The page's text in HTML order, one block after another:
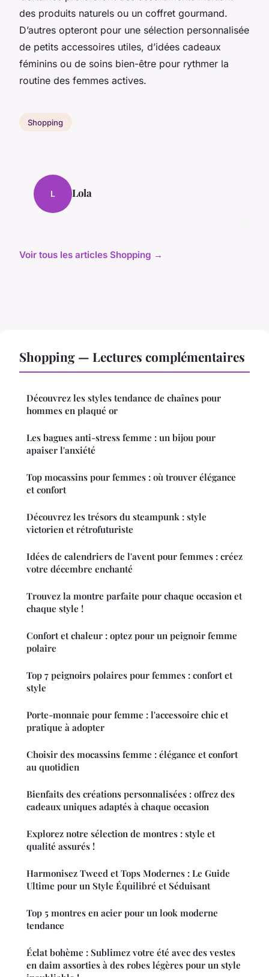
des produits naturels ou un coffret gourmand.
D’autres opteront pour une sélection personnalisée
de petits accessoires utiles, d’idées cadeaux
féminins ou de soins bien-être pour rythmer la
routine des femmes actives.
Shopping
L Lola
Voir tous les articles Shopping →
Shopping — Lectures complémentaires
Découvrez les styles tendance de chaînes pour
hommes en plaqué or
Les bagues anti-stress femme : un bijou pour
apaiser l'anxiété
Top mocassins pour femmes : où trouver élégance
et confort
Découvrez les trésors du steampunk : style
victorien et rétrofuturiste
Idées de calendriers de l'avent pour femmes : créez
votre décembre enchanté
Trouvez la montre parfaite pour chaque occasion et
chaque style !
Confort et chaleur : optez pour un peignoir femme
polaire
Top 7 peignoirs polaires pour femmes : confort et
style
Porte-monnaie pour femme : l'accessoire chic et
pratique à adopter
Choisir des mocassins femme : élégance et confort
au quotidien
Bienfaits des créations personnalisées : offrez des
cadeaux uniques adaptés à chaque occasion
Explorez notre sélection de montres : style et
qualité assurés !
Harmonisez Tweed et Tops Modernes : Le Guide
Ultime pour un Style Équilibré et Séduisant
Top 5 montres en acier pour un look moderne
tendance
Éclat bohème : Sublimez votre été avec des vestes
en daim assorties à des robes légères pour un style